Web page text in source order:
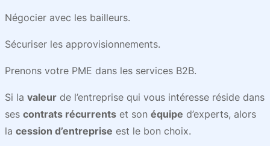
Négocier avec les bailleurs.
Sécuriser les approvisionnements.
Prenons votre PME dans les services B2B.
Si la valeur de l’entreprise qui vous intéresse réside dans
ses contrats récurrents et son équipe d’experts, alors
la cession d’entreprise est le bon choix.